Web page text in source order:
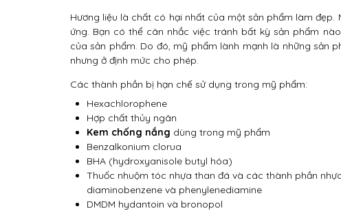
Hương liệu là chất có hại nhất của một sản phẩm làm
ứng. Bạn có thể cân nhắc việc tránh bất kỳ sản phẩm
của sản phẩm. Do đó, mỹ phẩm lành mạnh là những sản
nhưng ở định mức cho phép.
Các thành phần bị hạn chế sử dụng trong mỹ phẩm:
Hexachlorophene
Hợp chất thủy ngân
Kem chống nắng dùng trong mỹ phẩm
Benzalkonium clorua
BHA (hydroxyanisole butyl hóa)
Thuốc nhuộm tóc nhựa than đá và các thành phần
diaminobenzene và phenylenediamine
DMDM hydantoin và bronopol